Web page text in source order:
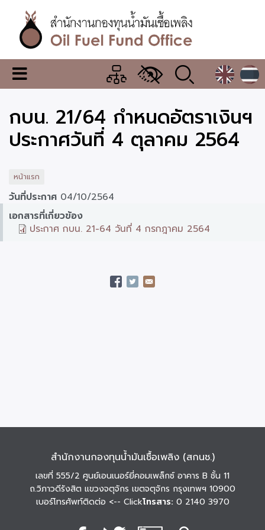
เนื้อหา
หลักสำนักงาน
กองทุน
น้ำมัน
เชื้อ
เมนู
เปลี่ยน
แสดง
ผล
กบน. 21/64 กำหนดอัตราเงินฯ
ประกาศวันที่ 4 ตุลาคม 2564
หน้าแรก
วันที่ประกาศ 04/10/2564
เอกสารที่เกี่ยวข้อง
ประกาศ กบน. 21-64 วันที่ 4 กรกฎาคม 2564
สำนักงานกองทุนน้ำมันเชื้อเพลิง (สกนช.)
เลขที่ 555/2 ศูนย์เอนเนอร์ยี่คอมเพล็กซ์ อาคาร B ชั้น 11
ถ.วิภาวดีรังสิต แขวงจตุจักร เขตจตุจักร กรุงเทพฯ 10900
เบอร์โทรศัพท์ติดต่อ <-- Clickโทรสาร: 0 2140 3970